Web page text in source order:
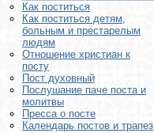
Как поститься
Как поститься детям,
больным и престарелым
людям
Отношение христиан к
посту
Пост духовный
Послушание паче поста и
молитвы
Пресса о посте
Календарь постов и трапез